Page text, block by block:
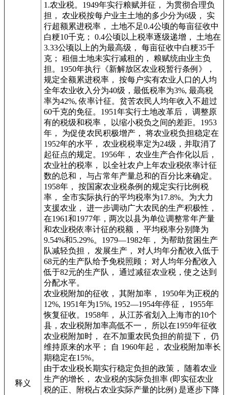
释义
1.农业税。1949年实行粮赋并征， 为贯彻合理负
担， 农业税按每户业主土地的多少分为6级， 实
行超额累进税率， 土地不足0.4公顷的每亩征收中
白粳10千克； 0.4公顷以上税率逐级递增， 土地在
3.33公顷以上的为最高级， 每亩征收中白粳35千
克； 租佃土地未实行减租的， 粮赋统由业主负
担。1950年执行《新解放区农业税暂行条例》，
规定全额累进税率， 按每户实有农业人口的人均
全年农业收入分为40级，最低税率为3%, 最高税
率为42%, 依率计征。贫苦农民人均年收入不超过
60千克的免征。1951年实行土地改革后， 调整原
有的税级和税率， 以缩小税负之间的差距。1953
年， 为促使农民积极增产， 将农业税负担稳定在
1952年的水平， 农业税税率定为24级，并取消了
起征点的规定。1956年， 农业生产合作化以后，
农业社的税率， 以全社农户上年农业税依率计征
数的总和， 与占常年产量总和的百分比来确定。
1958年， 按国家农业税条例的规定实行比例税
率， 全市实际执行的平均税率为17.8%。为大力
支援农业， 进一步调动广大农民的生产积极性，
在1961和1977年，两次以县为单位调整常年产量
和农业税依率计征的税额， 平均税率分别降为
9.54%和5.29%。1979—1982年， 为帮助贫困生产
队减轻负担， 发展生产， 对人均年分配收入低于
68元的生产队给予免税照顾； 对人均年分配收入
低于82元的生产队， 通过减征农业税，使之达到
分配水平。
农业税附加的征收， 其附加率， 1950年为正税的
12%, 1951年为15%, 1952—1954年停征， 1955年
恢复征收。1958年， 从江苏省划入上海市的10个
县，农业税附加率高低不一， 所以在1959年征收
农业税附加时， 在不加重农民负担的前提下， 仍
维持原来的水平； 自 1960年起， 农业税附加率长
期稳定在15%。
由于农业税长期实行稳定负担的政策， 随着农业
生产的增长， 农业税的实际负担率 (即实征农业
税的正、附税占农业实际产量的比例) 是逐步下降